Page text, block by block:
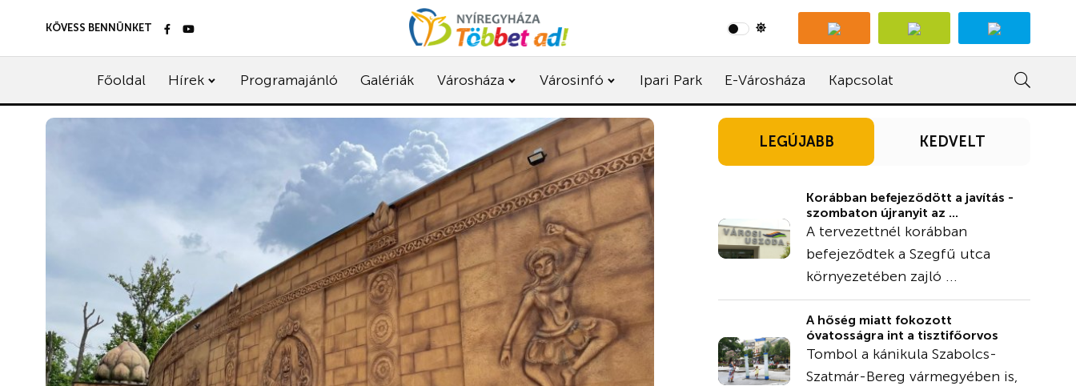
KÖVESS BENNÜNKET
Főoldal Hírek Programajánló Galériák Városháza Városinfó Ipari Park E-Városháza Kapcsolat
LEGÚJABB KEDVELT
Korábban befejeződött a javítás -
szombaton újranyit az ...
A tervezettnél korábban
befejeződtek a Szegfű utca
környezetében zajló ...
A hőség miatt fokozott
óvatosságra int a tisztifőorvos
Tombol a kánikula Szabolcs-
Szatmár-Bereg vármegyében is,